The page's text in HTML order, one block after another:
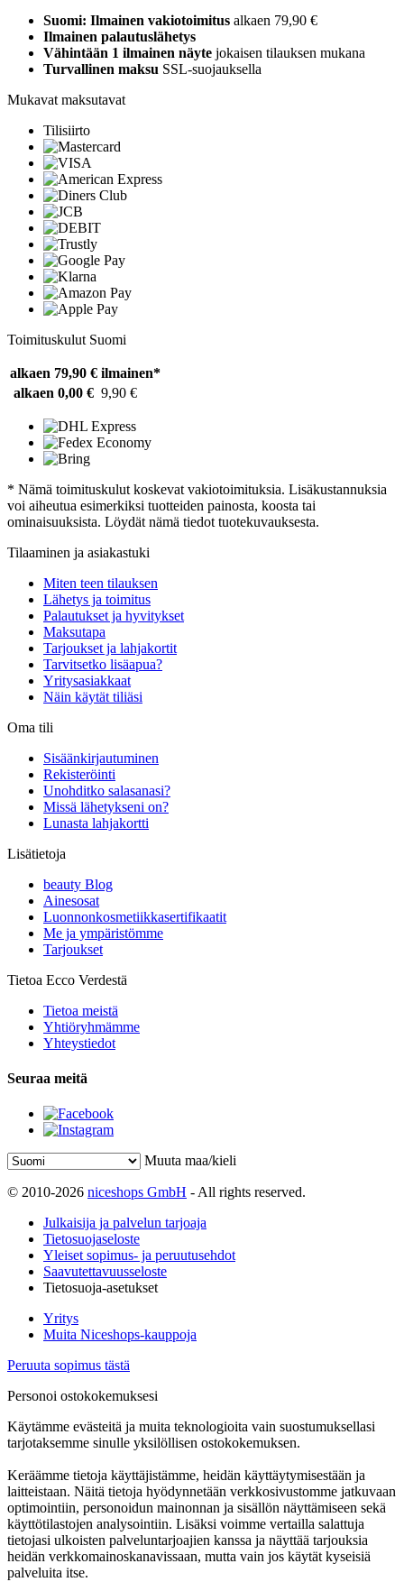
Suomi: Ilmainen vakiotoimitus alkaen 79,90 €
Ilmainen palautuslähetys
Vähintään 1 ilmainen näyte jokaisen tilauksen mukana
Turvallinen maksu SSL-suojauksella
Mukavat maksutavat
Tilisiirto
Toimituskulut Suomi
alkaen 79,90 € ilmainen*
alkaen 0,00 € 9,90 €
* Nämä toimituskulut koskevat vakiotoimituksia. Lisäkustannuksia
voi aiheutua esimerkiksi tuotteiden painosta, koosta tai
ominaisuuksista. Löydät nämä tiedot tuotekuvauksesta.
Tilaaminen ja asiakastuki
Miten teen tilauksen
Lähetys ja toimitus
Palautukset ja hyvitykset
Maksutapa
Tarjoukset ja lahjakortit
Tarvitsetko lisäapua?
Yritysasiakkaat
Näin käytät tiliäsi
Oma tili
Sisäänkirjautuminen
Rekisteröinti
Unohditko salasanasi?
Missä lähetykseni on?
Lunasta lahjakortti
Lisätietoja
beauty Blog
Ainesosat
Luonnonkosmetiikkasertifikaatit
Me ja ympäristömme
Tarjoukset
Tietoa Ecco Verdestä
Tietoa meistä
Yhtiöryhmämme
Yhteystiedot
Seuraa meitä
Muuta maa/kieli
© 2010-2026 niceshops GmbH - All rights reserved.
Julkaisija ja palvelun tarjoaja
Tietosuojaseloste
Yleiset sopimus- ja peruutusehdot
Saavutettavuusseloste
Tietosuoja-asetukset
Yritys
Muita Niceshops-kauppoja
Peruuta sopimus tästä
Personoi ostokokemuksesi
Käytämme evästeitä ja muita teknologioita vain suostumuksellasi
tarjotaksemme sinulle yksilöllisen ostokokemuksen.
Keräämme tietoja käyttäjistämme, heidän käyttäytymisestään ja
laitteistaan. Näitä tietoja hyödynnetään verkkosivustomme jatkuvaan
optimointiin, personoidun mainonnan ja sisällön näyttämiseen sekä
käyttötilastojen analysointiin. Lisäksi voimme vertailla salattuja
tietojasi ulkoisten palveluntarjoajien kanssa ja näyttää tarjouksia
heidän verkkomainoskanavissaan, mutta vain jos käytät kyseisiä
palveluita itse.